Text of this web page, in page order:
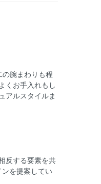
腕まわりも程
くお手入れもし
アルスタイルま
反する要素を共
を提案してい